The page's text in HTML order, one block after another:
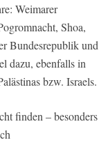
Weimarer
Shoa,
Bundesrepublik und
dazu, ebenfalls in
bzw. Israels.
finden – besonders